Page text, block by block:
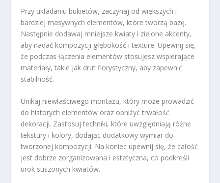
Przy układaniu bukietów, zaczynaj od większych i
bardziej masywnych elementów, które tworzą bazę.
Następnie dodawaj mniejsze kwiaty i zielone akcenty,
aby nadać kompozycji głębokość i texture. Upewnij się,
że podczas łączenia elementów stosujesz wspierające
materiały, takie jak drut florystyczny, aby zapewnić
stabilność.
Unikaj niewłaściwego montażu, który może prowadzić
do historych elementów oraz obniżyć trwałość
dekoracji. Zastosuj techniki, które uwzględniają różne
tekstury i kolory, dodając dodatkowy wymiar do
tworzonej kompozycji. Na koniec upewnij się, że całość
jest dobrze zorganizowana i estetyczna, co podkreśli
urok suszonych kwiatów.